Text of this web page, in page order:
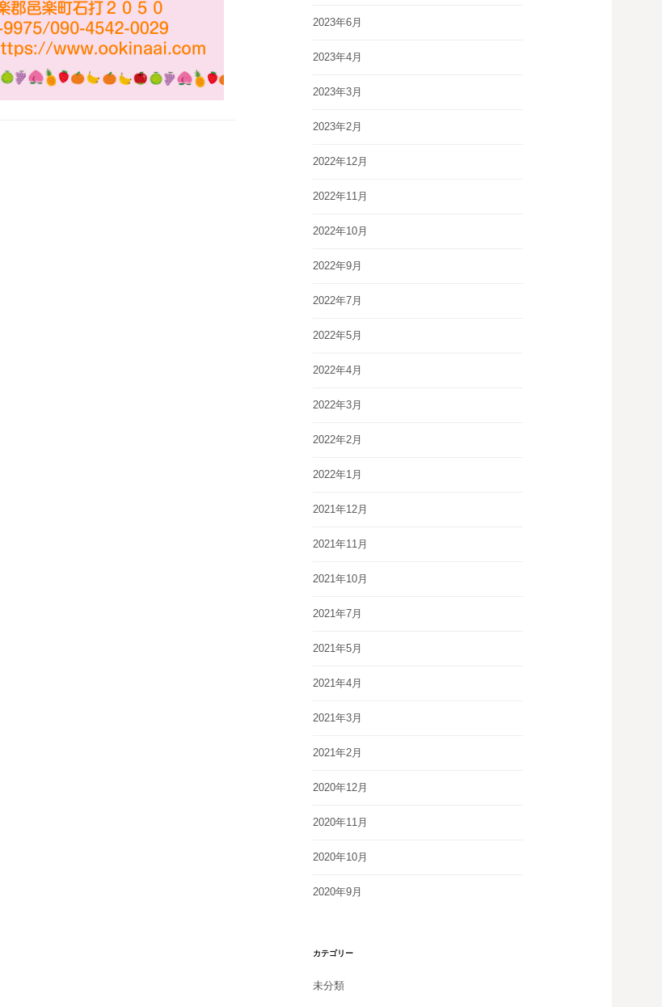
2023年6月
2023年4月
2023年3月
2023年2月
2022年12月
2022年11月
2022年10月
2022年9月
2022年7月
2022年5月
2022年4月
2022年3月
2022年2月
2022年1月
2021年12月
2021年11月
2021年10月
2021年7月
2021年5月
2021年4月
2021年3月
2021年2月
2020年12月
2020年11月
2020年10月
2020年9月
カテゴリー
未分類